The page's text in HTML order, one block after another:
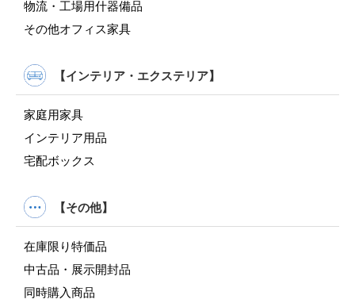
物流・工場用什器備品
その他オフィス家具
【インテリア・エクステリア】
家庭用家具
インテリア用品
宅配ボックス
【その他】
在庫限り特価品
中古品・展示開封品
同時購入商品